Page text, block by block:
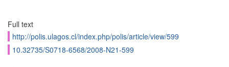
Full text
http://polis.ulagos.cl/index.php/polis/article/view/599
10.32735/S0718-6568/2008-N21-599